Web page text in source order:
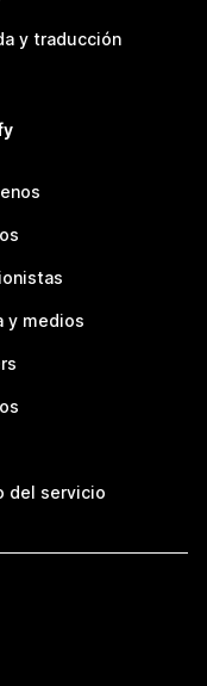
y traducción
y medios
del servicio